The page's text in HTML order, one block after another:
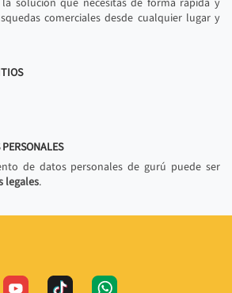
comerciales desde cualquier lugar y
de datos personales de gurú puede ser
legales.